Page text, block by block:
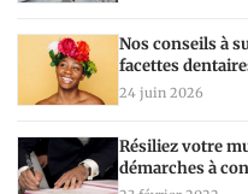
Nos conseils à
facettes
24 juin 2026
Résiliez votre
démarches à